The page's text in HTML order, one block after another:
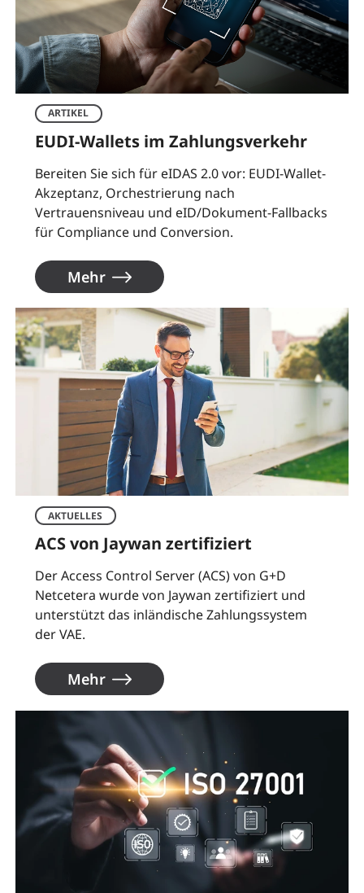
ARTIKEL
EUDI-Wallets im Zahlungsverkehr
Bereiten Sie sich für eIDAS 2.0 vor: EUDI-Wallet-
Akzeptanz, Orchestrierung nach
Vertrauensniveau und eID/Dokument-Fallbacks
für Compliance und Conversion.
Mehr
AKTUELLES
ACS von Jaywan zertifiziert
Der Access Control Server (ACS) von G+D
Netcetera wurde von Jaywan zertifiziert und
unterstützt das inländische Zahlungssystem
der VAE.
Mehr